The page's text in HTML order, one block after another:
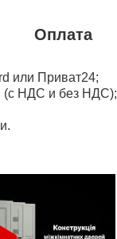
Оплата
или Приват24;
(с НДС и без НДС);